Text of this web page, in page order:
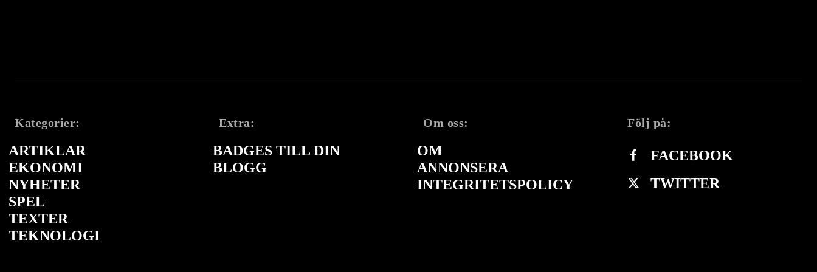
Kategorier:
ARTIKLAR
EKONOMI
NYHETER
SPEL
TEXTER
TEKNOLOGI
Extra:
BADGES TILL DIN
BLOGG
Om oss:
OM
ANNONSERA
INTEGRITETSPOLICY
Följ på:
FACEBOOK
TWITTER